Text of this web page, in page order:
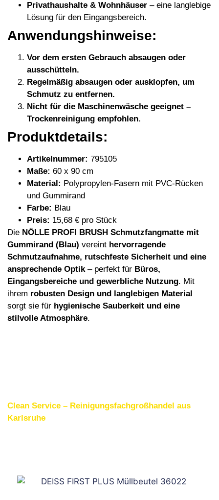
Privathaushalte & Wohnhäuser – eine langlebige
Lösung für den Eingangsbereich.
Anwendungshinweise:
Vor dem ersten Gebrauch absaugen oder
ausschütteln.
Regelmäßig absaugen oder ausklopfen, um
Schmutz zu entfernen.
Nicht für die Maschinenwäsche geeignet –
Trockenreinigung empfohlen.
Produktdetails:
Artikelnummer: 795105
Maße: 60 x 90 cm
Material: Polypropylen-Fasern mit PVC-Rücken
und Gummirand
Farbe: Blau
Preis: 15,68 € pro Stück
Die NÖLLE PROFI BRUSH Schmutzfangmatte mit
Gummirand (Blau) vereint hervorragende
Schmutzaufnahme, rutschfeste Sicherheit und eine
ansprechende Optik– perfekt für Büros,
Eingangsbereiche und gewerbliche Nutzung. Mit
ihrem robusten Design und langlebigen Material
sorgt sie für hygienische Sauberkeit und eine
stilvolle Atmosphäre.
Clean Service – Reinigungsfachgroßhandel aus
Karlsruhe